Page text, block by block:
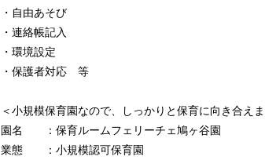
・自由あそび
・連絡帳記入
・環境設定
・保護者対応 等
＜小規模保育園なので、しっかりと保育に向き合え
園名 ：保育ルームフェリーチェ鳩ヶ谷園
業態 ：小規模認可保育園